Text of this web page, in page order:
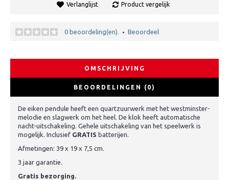
Verlanglijst Product vergelijk
0 beoordeling(en). • Beoordeel
OMSCHRIJVING
BEOORDELINGEN (0)
De eiken pendule heeft een quartzuurwerk met het westminster-
melodie en slagwerk om het heel. De klok heeft automatische
nacht-uitschakeling. Gehele uitschakeling van het speelwerk is
mogelijk. Inclusief GRATIS batterijen.
Afmetingen: 39 x 19 x 7,5 cm.
3 jaar garantie.
Gratis bezorging.